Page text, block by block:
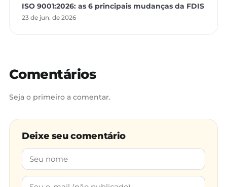
ISO 9001:2026: as 6 principais mudanças da FDIS
23 de jun. de 2026
Comentários
Seja o primeiro a comentar.
Deixe seu comentário